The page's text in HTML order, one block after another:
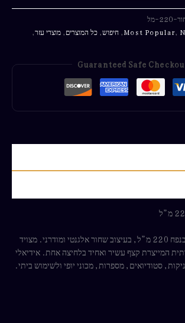
מל
Most Popular,
, חיפוש, כל המוצרים, מוצרי עזר,
Guaranteed Safe
בקבוק מקציף איכותי בנפח 220 מ”ל, בעיצוב שחור אלגנטי ומודרני. מצויד
המייצרת קצף עשיר ואחיד בלחיצה אחת. אידיאלי
סטודיואים, מספרות, מכוני יופי ולשימוש ביתי.